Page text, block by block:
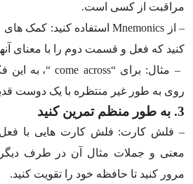
مراقبت از کسی است.
– از Mnemonicsاستفاده کنید: کمک های
کنید که فعل و قسمت دوم را با معنای
– مثال: برای “come across “، به این
روی به طور غیر منتظره با یک دوست
3. به طور منظم تمرین کنید
– فلش کارت: فلش کارت هایی با
معنی و جملات مثال آن در طرف دیگر
مرور کنید تا حافظه خود را تقویت کنید.